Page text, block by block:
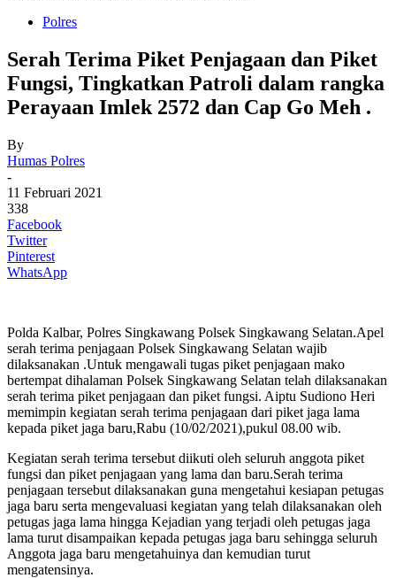
Polres
Serah Terima Piket Penjagaan dan Piket
Fungsi, Tingkatkan Patroli dalam rangka
Perayaan Imlek 2572 dan Cap Go Meh .
By
Humas Polres
-
11 Februari 2021
338
Facebook
Twitter
Pinterest
WhatsApp
Polda Kalbar, Polres Singkawang Polsek Singkawang Selatan.Apel
serah terima penjagaan Polsek Singkawang Selatan wajib
dilaksanakan .Untuk mengawali tugas piket penjagaan mako
bertempat dihalaman Polsek Singkawang Selatan telah dilaksanakan
serah terima piket penjagaan dan piket fungsi. Aiptu Sudiono Heri
memimpin kegiatan serah terima penjagaan dari piket jaga lama
kepada piket jaga baru,Rabu (10/02/2021),pukul 08.00 wib.
Kegiatan serah terima tersebut diikuti oleh seluruh anggota piket
fungsi dan piket penjagaan yang lama dan baru.Serah terima
penjagaan tersebut dilaksanakan guna mengetahui kesiapan petugas
jaga baru serta mengevaluasi kegiatan yang telah dilaksanakan oleh
petugas jaga lama hingga Kejadian yang terjadi oleh petugas jaga
lama turut disampaikan kepada petugas jaga baru sehingga seluruh
Anggota jaga baru mengetahuinya dan kemudian turut
mengatensinya.